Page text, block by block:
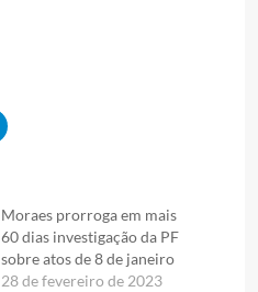
Moraes prorroga em mais
60 dias investigação da PF
sobre atos de 8 de janeiro
28 de fevereiro de 2023